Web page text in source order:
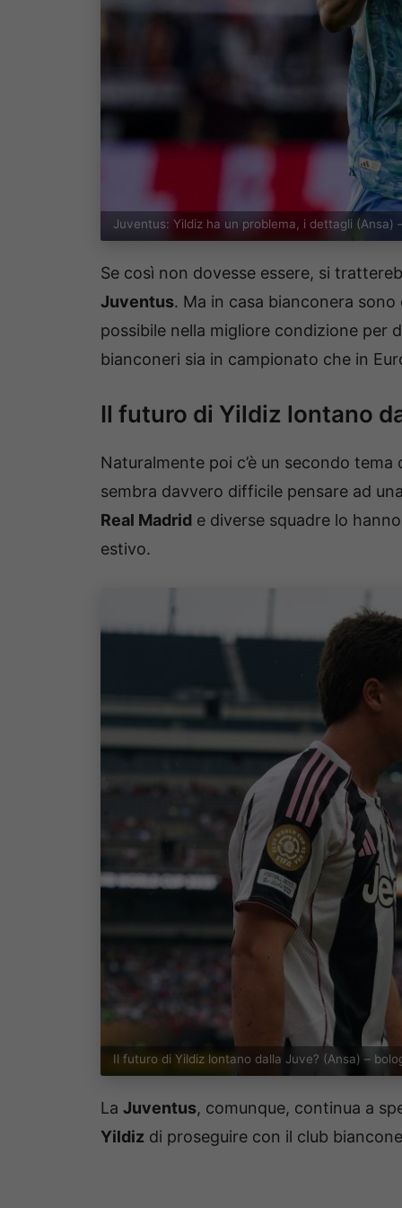
Juventus: Yildiz ha un problema, i dettagli (Ansa)
Se così non dovesse essere, si
Juventus. Ma in casa bianconera
possibile nella migliore condizione per
bianconeri sia in campionato che in
Il futuro di Yildiz lontano
Naturalmente poi c’è un secondo
sembra davvero difficile pensare ad
Real Madrid e diverse squadre lo
estivo.
Il futuro di Yildiz lontano dalla Juve? (Ansa) –
La Juventus, comunque, continua a
Yildiz di proseguire con il club